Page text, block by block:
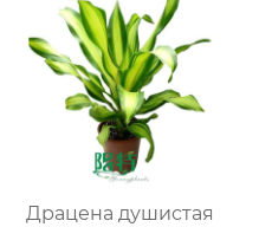
Драцена душистая